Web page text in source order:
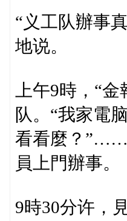
“义工队辦事
地说。
上午9時，“
队。“我家電
看看麼？”……
員上門辦事。
9時30分许，